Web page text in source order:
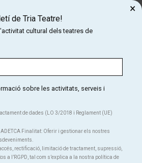
de Tria Teatre!
cultural dels teatres de
sobre les activitats, serveis i
de dades (LO 3/2018 i Reglament (UE)
Finalitat: Oferir i gestionar els nostres
rectificació, limitació de tractament, supressió,
a l’RGPD, tal com s’explica a la nostra política de
×